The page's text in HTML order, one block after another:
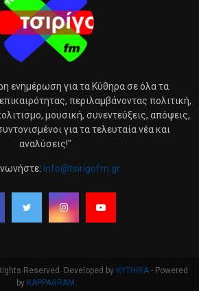
ενημέρωση για τα Κύθηρα σε όλα τα
περιλαμβάνοντας πολιτική,
μουσική, συνεντεύξεις, απόψεις,
για τα τελευταία νέα και
αναλύσεις!"
info@tsirigofm.gr
Reserved. Developed by KYTHIRA- Powered
by KAPPAGRAM